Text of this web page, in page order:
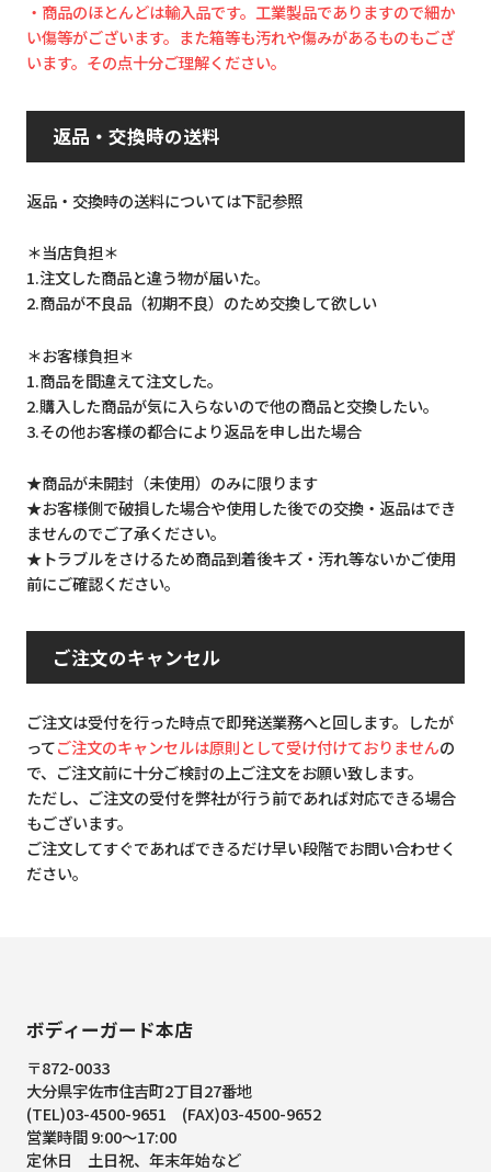
・商品のほとんどは輸入品です。工業製品でありますので細か
い傷等がございます。また箱等も汚れや傷みがあるものもござ
います。その点十分ご理解ください。
返品・交換時の送料
返品・交換時の送料については下記参照
＊当店負担＊
1.注文した商品と違う物が届いた。
2.商品が不良品（初期不良）のため交換して欲しい
＊お客様負担＊
1.商品を間違えて注文した。
2.購入した商品が気に入らないので他の商品と交換したい。
3.その他お客様の都合により返品を申し出た場合
★商品が未開封（未使用）のみに限ります
★お客様側で破損した場合や使用した後での交換・返品はでき
ませんのでご了承ください。
★トラブルをさけるため商品到着後キズ・汚れ等ないかご使用
前にご確認ください。
ご注文のキャンセル
ご注文は受付を行った時点で即発送業務へと回します。したが
ってご注文のキャンセルは原則として受け付けておりませんの
で、ご注文前に十分ご検討の上ご注文をお願い致します。
ただし、ご注文の受付を弊社が行う前であれば対応できる場合
もございます。
ご注文してすぐであればできるだけ早い段階でお問い合わせく
ださい。
ボディーガード本店
〒872-0033
大分県宇佐市住吉町2丁目27番地
(TEL)03-4500-9651 (FAX)03-4500-9652
営業時間 9:00～17:00
定休日 土日祝、年末年始など